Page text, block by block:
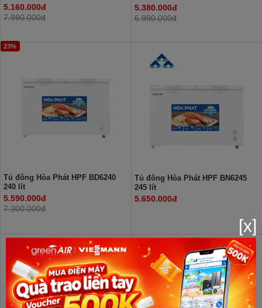
5.160.000đ
7.990.000đ
5.380.000đ
6.990.000đ
23%
Tủ đông Hòa Phát HPF BD6240
240 lít
5.590.000đ
7.300.000đ
Tủ đông Hòa Phát HPF BN6245
245 lít
5.650.000đ
[x]